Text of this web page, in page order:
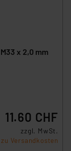
x 2,0 mm
11.60 CHF
zzgl. MwSt.
Versandkosten